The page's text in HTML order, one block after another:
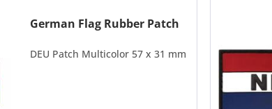
German Flag Rubber Patch
DEU Patch Multicolor 57 x 31 mm